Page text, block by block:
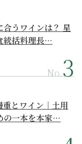
合うワインは？ 星
統括料理長…
No.
とワイン｜土用
の一本を本家…